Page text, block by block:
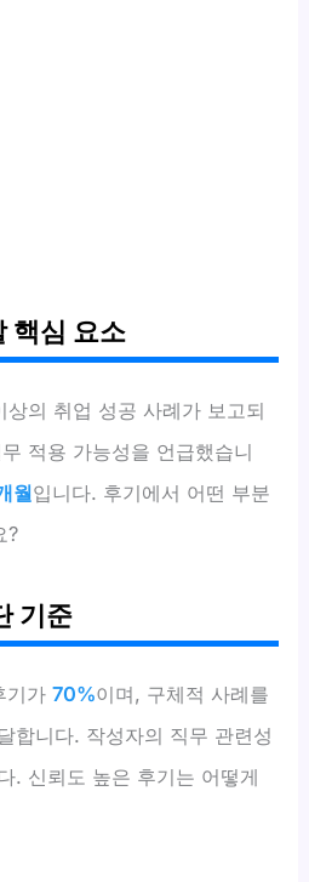
핵심 요소
상의 취업 성공 사례가 보고되
적용 가능성을 언급했습니
월입니다. 후기에서 어떤 부분
?
기준
기가70%이며, 구체적 사례를
합니다. 작성자의 직무 관련성
. 신뢰도 높은 후기는 어떻게